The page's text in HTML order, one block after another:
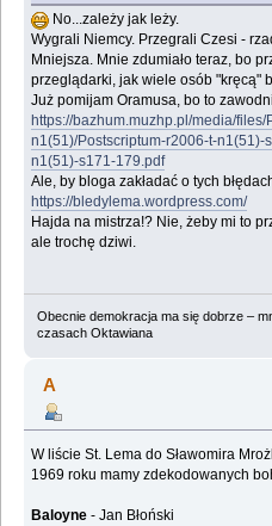
No...zależy jak leży.
Wygrali Niemcy. Przegrali Czesi -
Mniejsza. Mnie zdumiało teraz, bo
przeglądarki, jak wiele osób "kręcą"
Już pomijam Oramusa, bo to
https://bazhum.muzhp.pl/media/
n1(51)/Postscriptum-r2006-t-
n1(51)-s171-179.pdf
Ale, by bloga zakładać o tych
https://bledylema.wordpress.com/
Hajda na mistrza!? Nie, żeby mi to
ale trochę dziwi.
Obecnie demokracja ma się dobrze –
czasach Oktawiana
A
W liście St. Lema do Sławomira
1969 roku mamy zdekodowanych
Baloyne - Jan Błoński